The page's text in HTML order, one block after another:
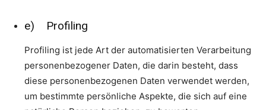
e) Profiling
Profiling ist jede Art der automatisierten Verarbeitung
personenbezogener Daten, die darin besteht, dass
diese personenbezogenen Daten verwendet werden,
um bestimmte persönliche Aspekte, die sich auf eine